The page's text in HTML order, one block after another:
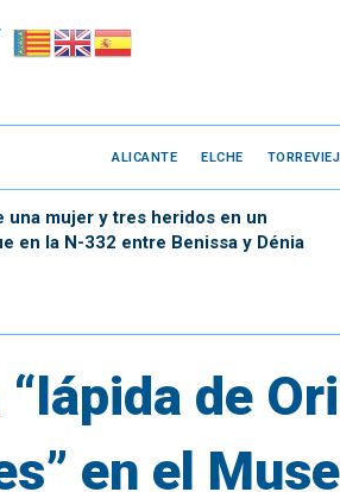
ALICANTE ELCHE
una mujer y tres heridos en un
en la N-332 entre Benissa y Dénia
“lápida de
en el